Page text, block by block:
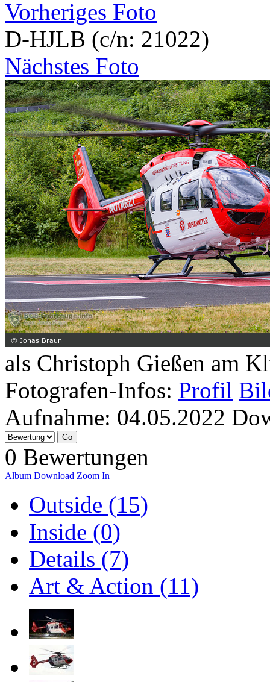
Vorheriges Foto
D-HJLB (c/n: 21022)
Nächstes Foto
als Christoph Gießen am
Fotografen-Infos: Profil
Aufnahme: 04.05.2022
0 Bewertungen
Album Download Zoom In
Outside (15)
Inside (0)
Details (7)
Art & Action (11)